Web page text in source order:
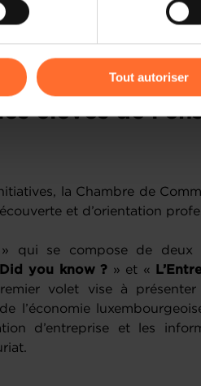
Tout autoriser
élèves de
la Chambre de
et d’orientation
» qui se compose de deux
you know ? » et «
volet vise à présenter
l’économie
d’entreprise et les